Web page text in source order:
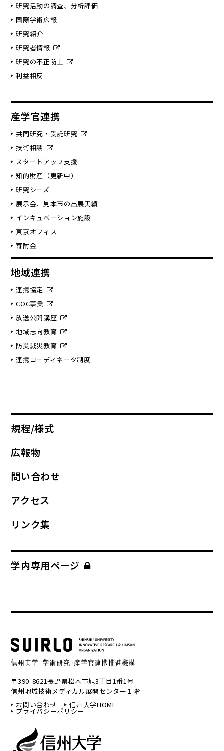
研究活動の調査、分析評価
国際学術広報
研究紹介
研究者情報
研究の不正防止
利益相反
産学官連携
共同研究・受託研究
技術相談
スタートアップ支援
知的財産（更新中）
研究シーズ
展示会、見本市の出展実績
インキュベーション施設
東京オフィス
寄附金
地域連携
連携協定
COC事業
放送公開講座
地域志向教育
防災減災教育
連携コーディネータ制度
規程/様式
広報物
問い合わせ
アクセス
リンク集
学内専用ページ
〒390-8621長野県松本市旭3丁目1番1号
信州地域技術メディカル展開センター１階
お問い合わせ
信州大学HOME
プライバシーポリシー